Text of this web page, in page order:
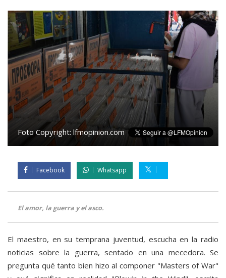
Foto Copyright: lfmopinion.com
Facebook Whatsapp
El amor, la guerra y el asco.
El maestro, en su temprana juventud, escucha en la radio
noticias sobre la guerra, sentado en una mecedora. Se
pregunta qué tanto bien hizo al componer "Masters of War"